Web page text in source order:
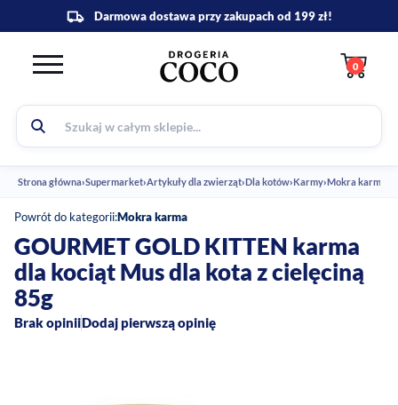
0
Strona główna›Supermarket›Artykuły dla zwierząt›Dla kotów›Karmy›Mokra karma
Powrót do kategorii:Mokra karma
GOURMET GOLD KITTEN karma
dla kociąt Mus dla kota z cielęciną
85g
Brak opiniiDodaj pierwszą opinię